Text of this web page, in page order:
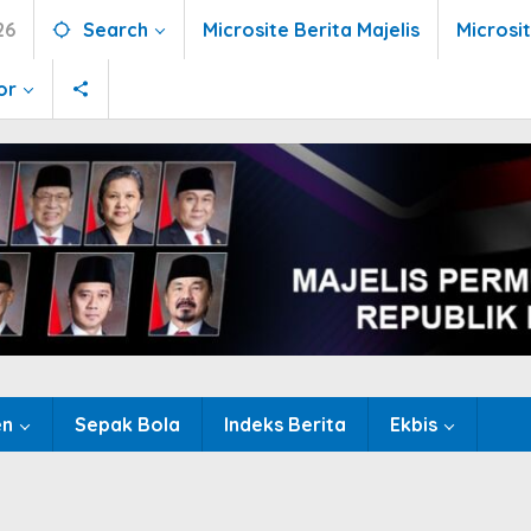
Search Microsite Berita Majelis
Sepak Bola Indeks Berita Ekbis